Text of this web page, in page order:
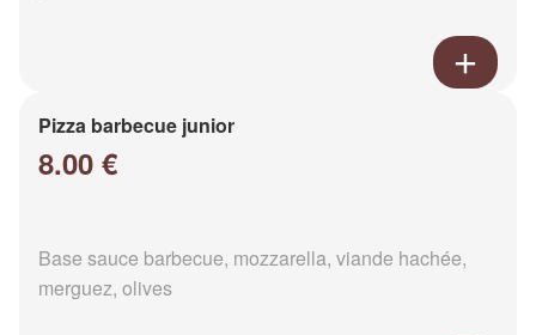
Pizza barbecue junior
8.00 €
Base sauce barbecue, mozzarella, viande hachée,
merguez, olives